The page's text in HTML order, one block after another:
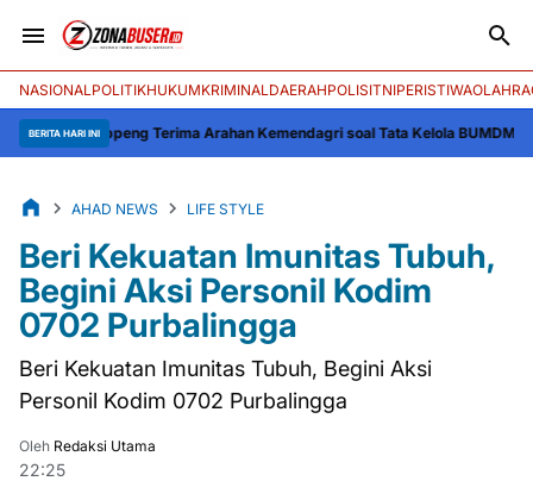
NASIONALPOLITIKHUKUMKRIMINALDAERAHPOLISITNIPERISTIWA
BERITA HARI INITerima Arahan Kemendagri soal Tata Kelola BUMDMemohon
AHAD NEWS LIFE STYLE
Beri Kekuatan Imunitas Tubuh,
Begini Aksi Personil Kodim
0702 Purbalingga
Beri Kekuatan Imunitas Tubuh, Begini Aksi
Personil Kodim 0702 Purbalingga
Oleh Redaksi Utama
22:25